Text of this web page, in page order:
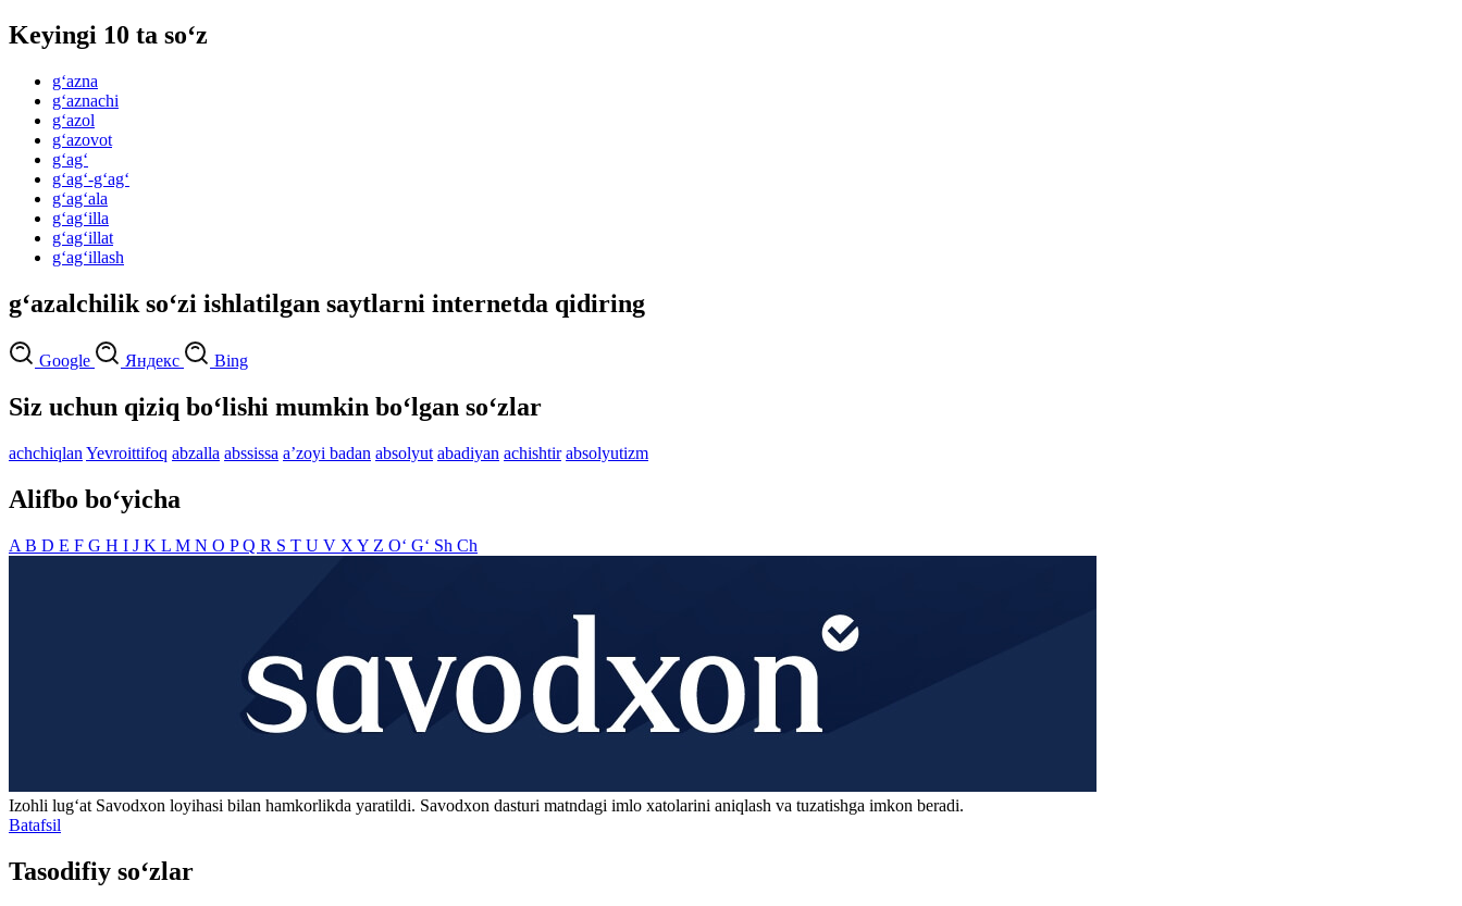
Keyingi 10 ta so‘z
g‘azna
g‘aznachi
g‘azol
g‘azovot
g‘ag‘
g‘ag‘-g‘ag‘
g‘ag‘ala
g‘ag‘illa
g‘ag‘illat
g‘ag‘illash
g‘azalchilik so‘zi ishlatilgan saytlarni internetda qidiring
Google Яндекс Bing
Siz uchun qiziq bo‘lishi mumkin bo‘lgan so‘zlar
achchiqlan Yevroittifoq abzalla abssissa aʼzoyi badan absolyut abadiyan achishtir absolyutizm
Alifbo bo‘yicha
A B D E F G H I J K L M N O PQ R S T U V X Y Z O‘ G‘ Sh Ch
Izohli lugʻat Savodxon loyihasi bilan hamkorlikda yaratildi. Savodxon dasturi matndagi imlo xatolarini aniqlash va tuzatishga imkon beradi.
Batafsil
Tasodifiy so‘zlar